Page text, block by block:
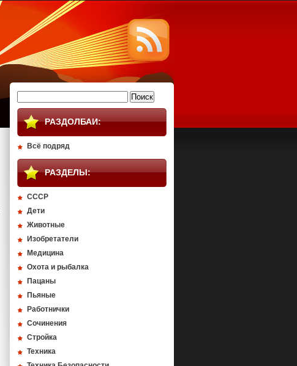
РАЗДОЛБАИ:
Всё подряд
РАЗДЕЛЫ:
СССР
Дети
Животные
Изобретатели
Медицина
Охота и рыбалка
Пацаны
Пьяные
Работнички
Сочинения
Стройка
Техника